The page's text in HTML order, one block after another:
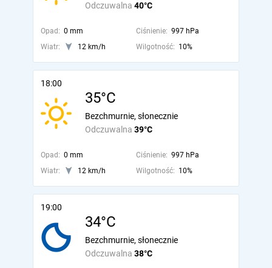
Odczuwalna 40°C
Opad: 0 mm Ciśnienie: 997 hPa
Wiatr:
12 km/h Wilgotność: 10%
18:00
35°C
Odczuwalna 39°C
Bezchmurnie, słonecznie
Opad: 0 mm Ciśnienie: 997 hPa
Wiatr:
12 km/h Wilgotność: 10%
19:00
34°C
Odczuwalna 38°C
Bezchmurnie, słonecznie